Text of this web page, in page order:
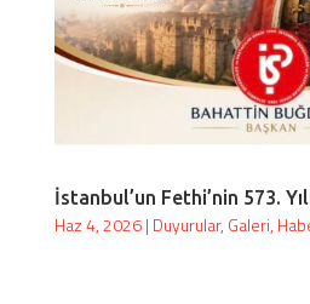
İstanbul’un Fethi’nin 573.
Haz 4, 2026| Duyurular, Galeri,